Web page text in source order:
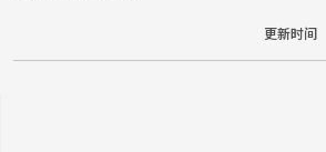
更新时间